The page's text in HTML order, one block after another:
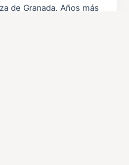
de Granada. Años más